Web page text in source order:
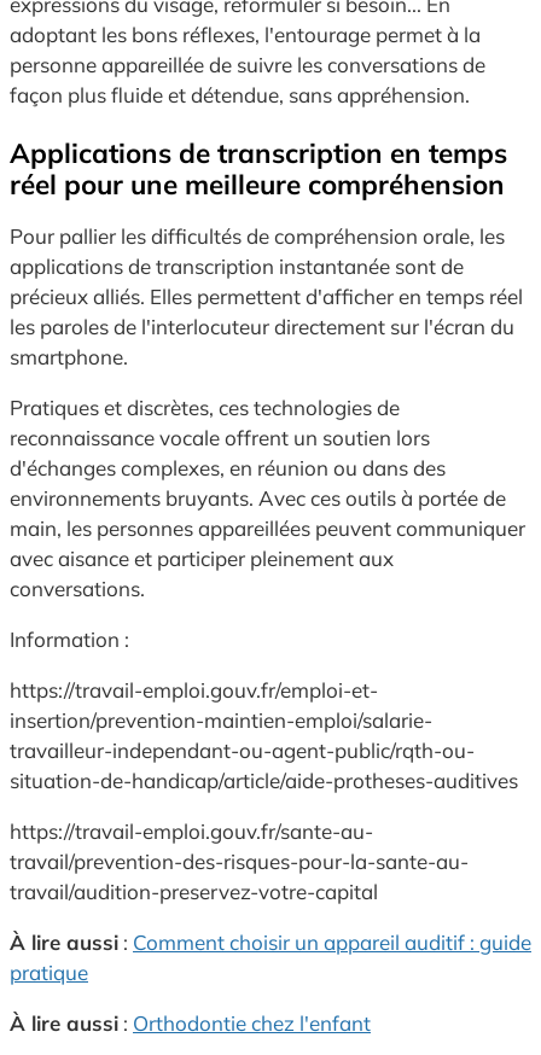
adoptant les bons réflexes, l'entourage permet à la
personne appareillée de suivre les conversations de
façon plus fluide et détendue, sans appréhension.
Applications de transcription en temps
réel pour une meilleure compréhension
Pour pallier les difficultés de compréhension orale, les
applications de transcription instantanée sont de
précieux alliés. Elles permettent d'afficher en temps réel
les paroles de l'interlocuteur directement sur l'écran du
smartphone.
Pratiques et discrètes, ces technologies de
reconnaissance vocale offrent un soutien lors
d'échanges complexes, en réunion ou dans des
environnements bruyants. Avec ces outils à portée de
main, les personnes appareillées peuvent communiquer
avec aisance et participer pleinement aux
conversations.
Information :
https://travail-emploi.gouv.fr/emploi-et-
insertion/prevention-maintien-emploi/salarie-
travailleur-independant-ou-agent-public/rqth-ou-
situation-de-handicap/article/aide-protheses-auditives
https://travail-emploi.gouv.fr/sante-au-
travail/prevention-des-risques-pour-la-sante-au-
travail/audition-preservez-votre-capital
À lire aussi : Comment choisir un appareil auditif : guide
pratique
À lire aussi : Orthodontie chez l'enfant